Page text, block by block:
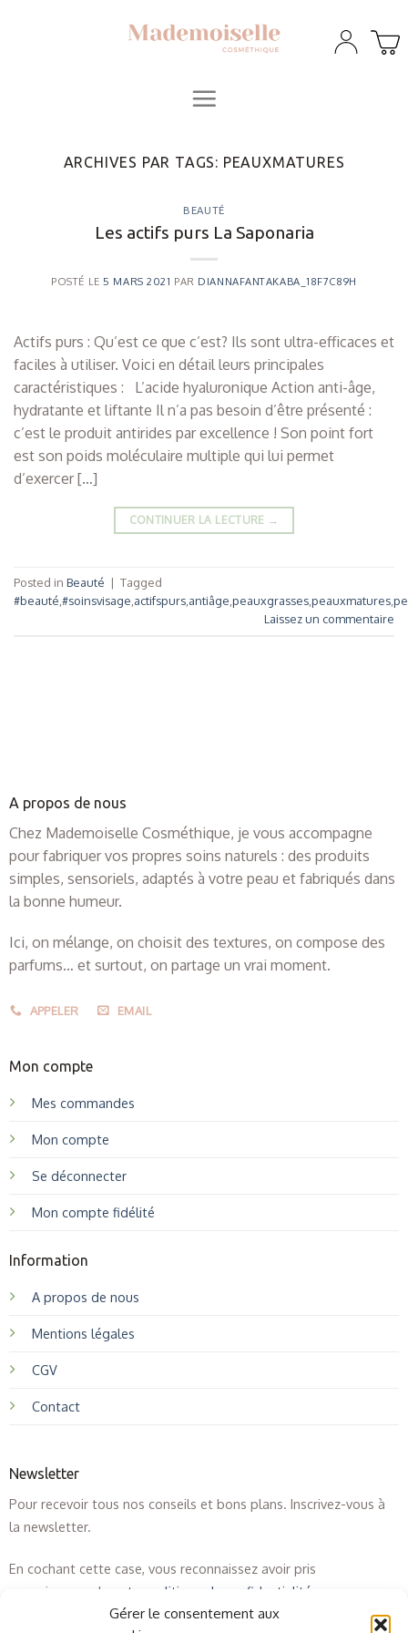
Gérer le consentement aux
ARCHIVES PAR TAGS: PEAUXMATURES
BEAUTÉ
Les actifs purs La Saponaria
POSTÉ LE 5 MARS 2021 PAR DIANNAFANTAKABA_18F7C89H
Actifs purs : Qu’est ce que c’est? Ils sont ultra-efficaces et
faciles à utiliser. Voici en détail leurs principales
caractéristiques : L’acide hyaluronique Action anti-âge,
hydratante et liftante Il n’a pas besoin d’être présenté :
c’est le produit antirides par excellence ! Son point fort
est son poids moléculaire multiple qui lui permet
d’exercer […]
CONTINUER LA LECTURE →
Posted in Beauté | Tagged
#beauté #soinsvisage actifspurs antiâge peauxgrassespeauxmatures
Laissez un commentaire
A propos de nous
Chez Mademoiselle Cosméthique, je vous accompagne
pour fabriquer vos propres soins naturels : des produits
simples, sensoriels, adaptés à votre peau et fabriqués dans
la bonne humeur.
Ici, on mélange, on choisit des textures, on compose des
parfums… et surtout, on partage un vrai moment.
APPELER EMAIL
Mon compte
Mes commandes
Mon compte
Se déconnecter
Mon compte fidélité
Information
A propos de nous
Mentions légales
CGV
Contact
Newsletter
Pour recevoir tous nos conseils et bons plans. Inscrivez-vous à
la newsletter.
En cochant cette case, vous reconnaissez avoir pris
connaissance de
notre politique de confidentialité